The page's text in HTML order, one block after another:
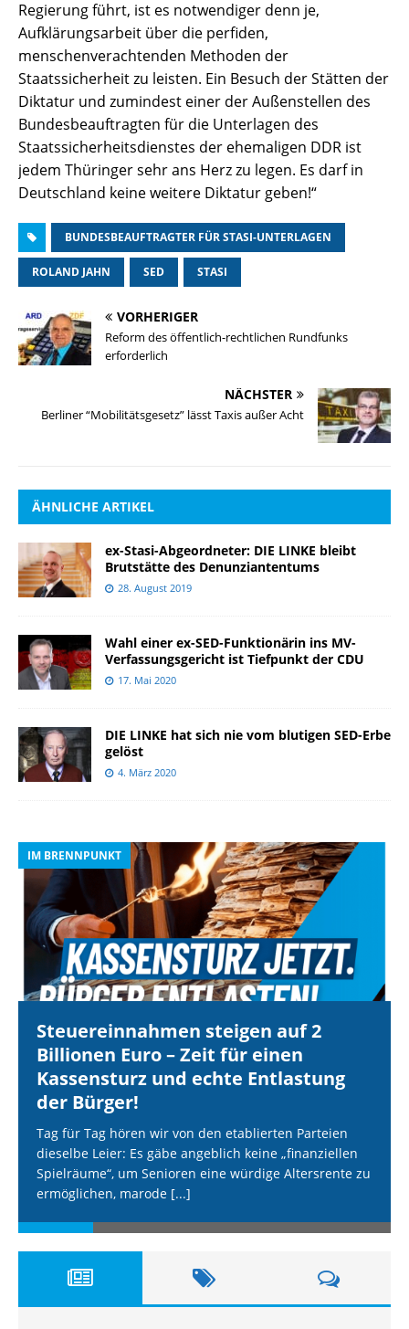
Regierung führt, ist es notwendiger denn je,
Aufklärungsarbeit über die perfiden,
menschenverachtenden Methoden der
Staatssicherheit zu leisten. Ein Besuch der Stätten der
Diktatur und zumindest einer der Außenstellen des
Bundesbeauftragten für die Unterlagen des
Staatssicherheitsdienstes der ehemaligen DDR ist
jedem Thüringer sehr ans Herz zu legen. Es darf in
Deutschland keine weitere Diktatur geben!“
BUNDESBEAUFTRAGTER FÜR STASI-UNTERLAGEN
ROLAND JAHN SED STASI
VORHERIGER
Reform des öffentlich-rechtlichen Rundfunks
erforderlich
NÄCHSTER
Berliner “Mobilitätsgesetz” lässt Taxis außer Acht
ÄHNLICHE ARTIKEL
ex-Stasi-Abgeordneter: DIE LINKE bleibt
Brutstätte des Denunziantentums
28. August 2019
Wahl einer ex-SED-Funktionärin ins MV-
Verfassungsgericht ist Tiefpunkt der CDU
17. Mai 2020
DIE LINKE hat sich nie vom blutigen SED-Erbe
gelöst
4. März 2020
IM BRENNPUNKT
Steuereinnahmen steigen auf 2
Billionen Euro – Zeit für einen
Kassensturz und echte Entlastung
der Bürger!
Tag für Tag hören wir von den etablierten Parteien
dieselbe Leier: Es gäbe angeblich keine „finanziellen
Spielräume“, um Senioren eine würdige Altersrente zu
ermöglichen, marode [...]